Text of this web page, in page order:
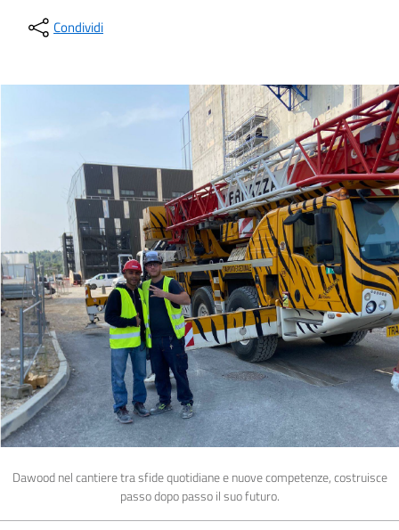
Condividi
Dawood nel cantiere tra sfide quotidiane e nuove competenze, costruisce
passo dopo passo il suo futuro.